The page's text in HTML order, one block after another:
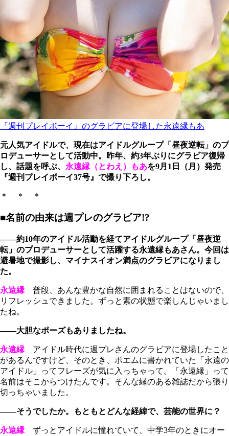
『週刊プレイボーイ』のグラビアに登場した永遠縁もあ
元人気アイドルで、現在はアイドルグループ「昼夜逆転」のプ
ロデューサーとして活動中。昨年、約3年ぶりにグラビア復帰
し、話題を呼ぶ、 永遠縁（とわえ）もあを9月1日（月）発売
『週刊プレイボーイ37号』で撮り下ろし。
＊ ＊ ＊
■名前の由来は週プレのグラビア!?
――約10年のアイドル活動を経てアイドルグループ「昼夜逆
転」のプロデューサーとして活躍する永遠縁もあさん。今回は
避暑地で撮影し、マイナスイオン満点のグラビアになりまし
た。
永遠縁 普段、あんな豊かな自然に囲まれることはないので、
リフレッシュできました。ずっと素の状態で楽しんじゃいまし
たね。
――大胆なポーズもありましたね。
永遠縁 アイドル時代に週プレさんのグラビアに登場したこと
があるんですけど、そのとき、ポエムに書かれていた「永遠の
アイドル」ってフレーズが気に入っちゃって。「永遠縁」って
名前はそこからつけたんです。そんな縁のある雑誌だから張り
切っちゃいました。
――そうでしたか。もともとどんな経緯で、芸能の世界に？
永遠縁 ずっとアイドルに憧れていて、中学3年のときにオー